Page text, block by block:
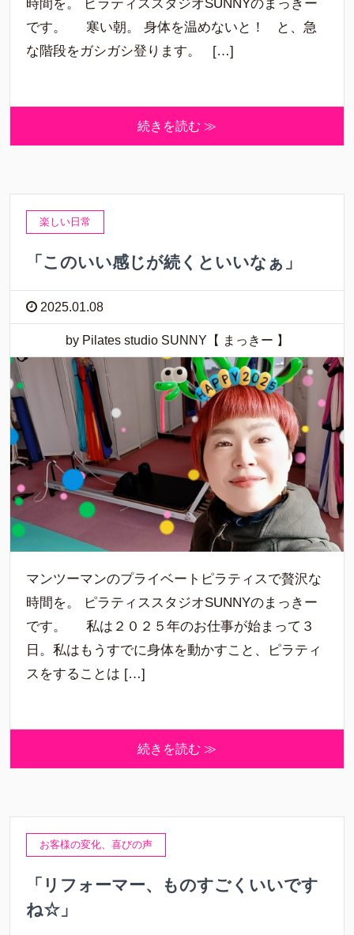
時間を。 ピラティススタジオSUNNYのまっきー
です。 寒い朝。 身体を温めないと！ と、急
な階段をガシガシ登ります。 […]
続きを読む ≫
楽しい日常
「このいい感じが続くといいなぁ」
2025.01.08
by Pilates studio SUNNY【 まっきー 】
マンツーマンのプライベートピラティスで贅沢な
時間を。 ピラティススタジオSUNNYのまっきー
です。 私は２０２５年のお仕事が始まって３
日。私はもうすでに身体を動かすこと、ピラティ
スをすることは […]
続きを読む ≫
お客様の変化、喜びの声
「リフォーマー、ものすごくいいです
ね☆」